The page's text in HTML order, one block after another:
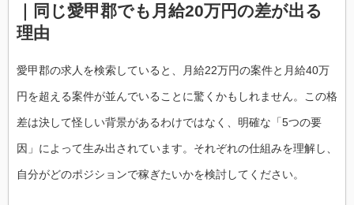
｜同じ愛甲郡でも月給20万円の差が出る
理由
愛甲郡の求人を検索していると、月給22万円の案件と月給40万
円を超える案件が並んでいることに驚くかもしれません。この格
差は決して怪しい背景があるわけではなく、明確な「5つの要
因」によって生み出されています。それぞれの仕組みを理解し、
自分がどのポジションで稼ぎたいかを検討してください。